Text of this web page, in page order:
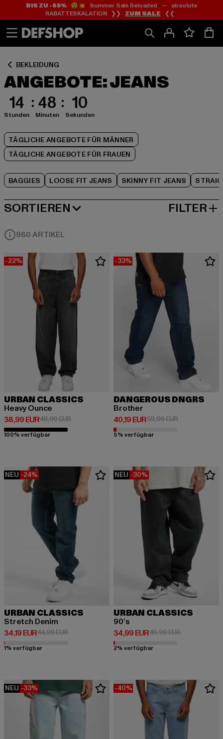
Zum
Inhalt
springen
Zum
Fußzeile
springen
BIS ZU -65%😲💥 Summer Sale Reloaded — absolute
RABATTESKALATION ❯❯ ZUM SALE ❮❮
BEKLEIDUNG
ANGEBOTE: JEANS
14
Stunden
48
Minuten
09
Sekunden
TÄGLICHE ANGEBOTE FÜR MÄNNER
TÄGLICHE ANGEBOTE FÜR FRAUEN
BAGGIES LOOSE FIT JEANS SKINNY FIT JEANS
Zum
Produktraster
springen
SORTIEREN
BELIEBTESTE FILTER
960 ARTIKEL
-22%
URBAN CLASSICS
Heavy Ounce
38,99 EUR
Derzeitiger Preis: 38,99 EUR
49,99 EURAktionspreis: 49,99 EUR
100% verfügbar
-33%
DANGEROUS DNGRS
Brother
40,19 EUR
Derzeitiger Preis: 40,19 EUR
59,99 EURAktionspreis:
5% verfügbar
NEU -24%
URBAN CLASSICS
Stretch Denim
34,19 EUR
Derzeitiger Preis: 34,19 EUR
44,99 EURAktionspreis: 44,99 EUR
1% verfügbar
NEU -30%
URBAN CLASSICS
90‘s
34,99 EUR
Derzeitiger Preis: 34,99 EUR
49,99 EURAktionspreis:
2% verfügbar
NEU -33% -40%